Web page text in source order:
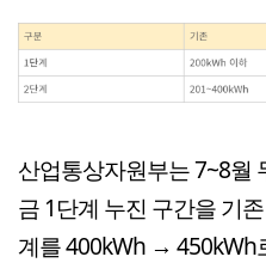
산업통상자원부는 7~8
금 1단계 누진 구간을 기
계를 400kWh → 450kWh